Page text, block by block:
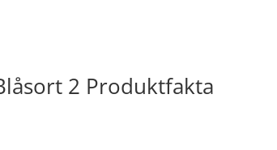
2 Produktfakta